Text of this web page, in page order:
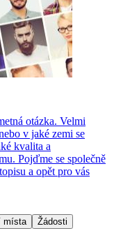
otázka. Velmi
v jaké zemi se
kvalita a
Pojďme se společně
a opět pro vás
místa Žádosti